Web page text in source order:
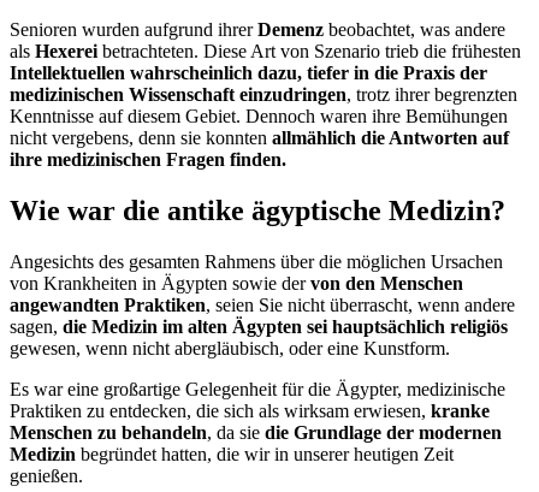
Senioren wurden aufgrund ihrerDemenz beobachtet, was andere
als Hexerei betrachteten. Diese Art von Szenario trieb die frühesten
Intellektuellen wahrscheinlich dazu, tiefer in die Praxis der
medizinischen Wissenschaft einzudringen, trotz ihrer begrenzten
Kenntnisse auf diesem Gebiet. Dennoch waren ihre Bemühungen
nicht vergebens, denn sie konnten allmählich die Antworten auf
ihre medizinischen Fragen finden.
Wie war die antike ägyptische Medizin?
Angesichts des gesamten Rahmens über die möglichen Ursachen
von Krankheiten in Ägypten sowie dervon den Menschen
angewandten Praktiken, seien Sie nicht überrascht, wenn andere
sagen, die Medizin im alten Ägypten sei hauptsächlich religiös
gewesen, wenn nicht abergläubisch, oder eine Kunstform.
Es war eine großartige Gelegenheit für die Ägypter, medizinische
Praktiken zu entdecken, die sich als wirksam erwiesen, kranke
Menschen zu behandeln, da sie die Grundlage der modernen
Medizin begründet hatten, die wir in unserer heutigen Zeit
genießen.